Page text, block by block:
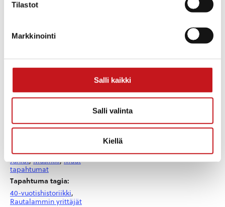
Tilastot
Markkinointi
Salli kaikki
Salli valinta
Kiellä
Aika:
Juhlat,Musiikki,Muut
tapahtumat
Tapahtuma tagia:
40-vuotishistoriikki,
Rautalammin yrittäjät
Rautalammin Yrittäjät